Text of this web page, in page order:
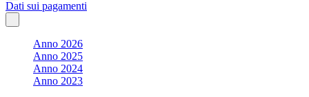
Dati sui pagamenti
Anno 2026
Anno 2025
Anno 2024
Anno 2023